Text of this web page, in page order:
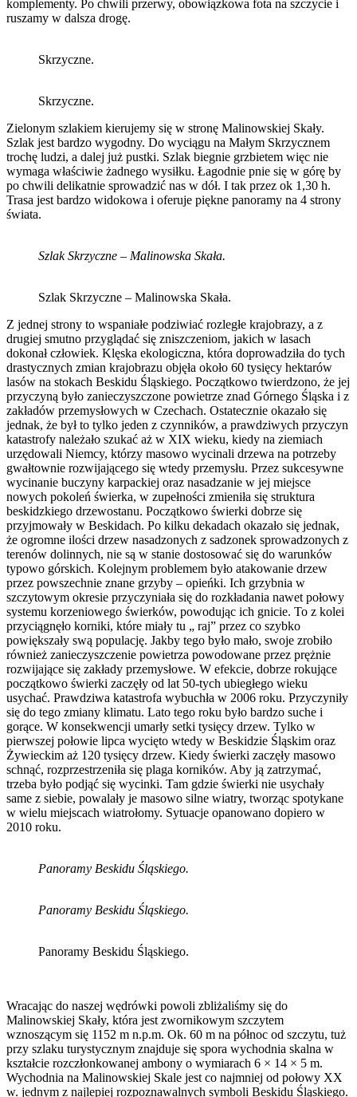
komplementy. Po chwili przerwy, obowiązkowa fota na szczycie i
ruszamy w dalsza drogę.
Skrzyczne.
Skrzyczne.
Zielonym szlakiem kierujemy się w stronę Malinowskiej Skały.
Szlak jest bardzo wygodny. Do wyciągu na Małym Skrzycznem
trochę ludzi, a dalej już pustki. Szlak biegnie grzbietem więc nie
wymaga właściwie żadnego wysiłku. Łagodnie pnie się w górę by
po chwili delikatnie sprowadzić nas w dół. I tak przez ok 1,30 h.
Trasa jest bardzo widokowa i oferuje piękne panoramy na 4 strony
świata.
Szlak Skrzyczne – Malinowska Skała.
Szlak Skrzyczne – Malinowska Skała.
Z jednej strony to wspaniałe podziwiać rozległe krajobrazy, a z
drugiej smutno przyglądać się zniszczeniom, jakich w lasach
dokonał człowiek. Klęska ekologiczna, która doprowadziła do tych
drastycznych zmian krajobrazu objęła około 60 tysięcy hektarów
lasów na stokach Beskidu Śląskiego. Początkowo twierdzono, że jej
przyczyną było zanieczyszczone powietrze znad Górnego Śląska i z
zakładów przemysłowych w Czechach. Ostatecznie okazało się
jednak, że był to tylko jeden z czynników, a prawdziwych przyczyn
katastrofy należało szukać aż w XIX wieku, kiedy na ziemiach
urzędowali Niemcy, którzy masowo wycinali drzewa na potrzeby
gwałtownie rozwijającego się wtedy przemysłu. Przez sukcesywne
wycinanie buczyny karpackiej oraz nasadzanie w jej miejsce
nowych pokoleń świerka, w zupełności zmieniła się struktura
beskidzkiego drzewostanu. Początkowo świerki dobrze się
przyjmowały w Beskidach. Po kilku dekadach okazało się jednak,
że ogromne ilości drzew nasadzonych z sadzonek sprowadzonych z
terenów dolinnych, nie są w stanie dostosować się do warunków
typowo górskich. Kolejnym problemem było atakowanie drzew
przez powszechnie znane grzyby – opieńki. Ich grzybnia w
szczytowym okresie przyczyniała się do rozkładania nawet połowy
systemu korzeniowego świerków, powodując ich gnicie. To z kolei
przyciągnęło korniki, które miały tu „ raj” przez co szybko
powiększały swą populację. Jakby tego było mało, swoje zrobiło
również zanieczyszczenie powietrza powodowane przez prężnie
rozwijające się zakłady przemysłowe. W efekcie, dobrze rokujące
początkowo świerki zaczęły od lat 50-tych ubiegłego wieku
usychać. Prawdziwa katastrofa wybuchła w 2006 roku. Przyczyniły
się do tego zmiany klimatu. Lato tego roku było bardzo suche i
gorące. W konsekwencji umarły setki tysięcy drzew. Tylko w
pierwszej połowie lipca wycięto wtedy w Beskidzie Śląskim oraz
Żywieckim aż 120 tysięcy drzew. Kiedy świerki zaczęły masowo
schnąć, rozprzestrzeniła się plaga korników. Aby ją zatrzymać,
trzeba było podjąć się wycinki. Tam gdzie świerki nie usychały
same z siebie, powalały je masowo silne wiatry, tworząc spotykane
w wielu miejscach wiatrołomy. Sytuacje opanowano dopiero w
2010 roku.
Panoramy Beskidu Śląskiego.
Panoramy Beskidu Śląskiego.
Panoramy Beskidu Śląskiego.
Wracając do naszej wędrówki powoli zbliżaliśmy się do
Malinowskiej Skały, która jest zwornikowym szczytem
wznoszącym się 1152 m n.p.m. Ok. 60 m na północ od szczytu, tuż
przy szlaku turystycznym znajduje się spora wychodnia skalna w
kształcie rozczłonkowanej ambony o wymiarach 6 × 14 × 5 m.
Wychodnia na Malinowskiej Skale jest co najmniej od połowy XX
w. jednym z najlepiej rozpoznawalnych symboli Beskidu Śląskiego.